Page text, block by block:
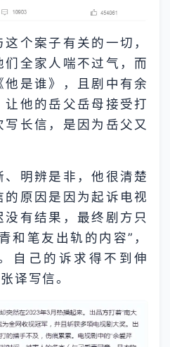
个案子有关的一切，
全家人喘不过气，而
是谁》，且剧中有余
他的岳父岳母接受打
长信，是因为岳父又
明辨是非，他很清楚
原因是因为起诉电视
有结果，最终剧方只
和笔友出轨的内容”，
自己的诉求得不到伸
译写信。